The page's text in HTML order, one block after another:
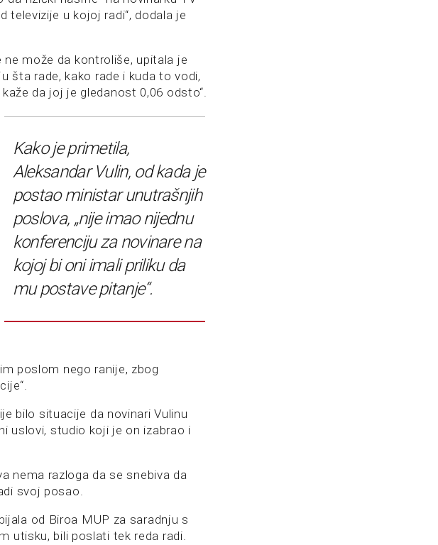
televizije u kojoj radi“, dodala je
može da kontroliše, upitala je
šta rade, kako rade i kuda to vodi,
da joj je gledanost 0,06 odsto“.
Kako je primetila,
Aleksandar Vulin, od kada je
postao ministar unutrašnjih
poslova, „nije imao nijednu
konferenciju za novinare na
kojoj bi oni imali priliku da
mu postave pitanje“.
poslom nego ranije, zbog
bilo situacije da novinari Vulinu
uslovi, studio koji je on izabrao i
nema razloga da se snebiva da
svoj posao.
od Biroa MUP za saradnju s
utisku, bili poslati tek reda radi.